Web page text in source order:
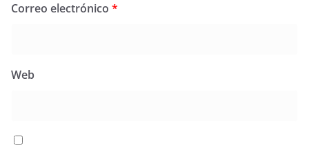
Correo electrónico *
Web